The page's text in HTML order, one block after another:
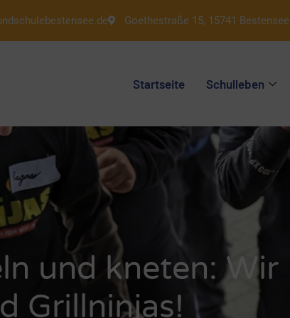
Goethestraße 15, 15741 Bestensee
Startseite Schulleben
und kneten: Wir
Grillninjas!